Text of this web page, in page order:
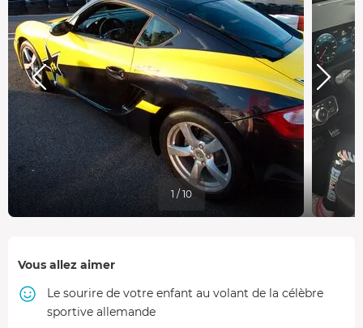
1 / 10
Vous allez aimer
Le sourire de votre enfant au volant de la célèbre
sportive allemande